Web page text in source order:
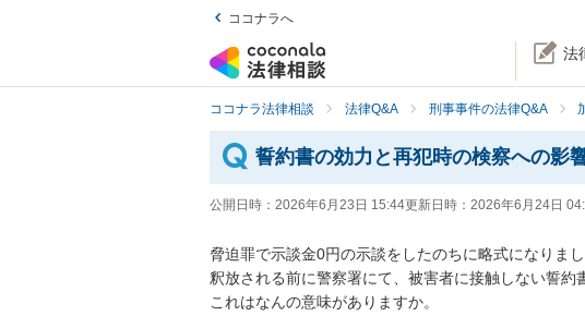
ココナラへ
法
ココナラ法律相談 法律Q&A 刑事事件の法律Q&A
誓約書の効力と再犯時の検察への影
公開日時： 2026年6月23日 15:44更新日時： 2026年6月24日
脅迫罪で示談金0円の示談をしたのちに略式になりまし
釈放される前に警察署にて、被害者に接触しない誓約
これはなんの意味がありますか。